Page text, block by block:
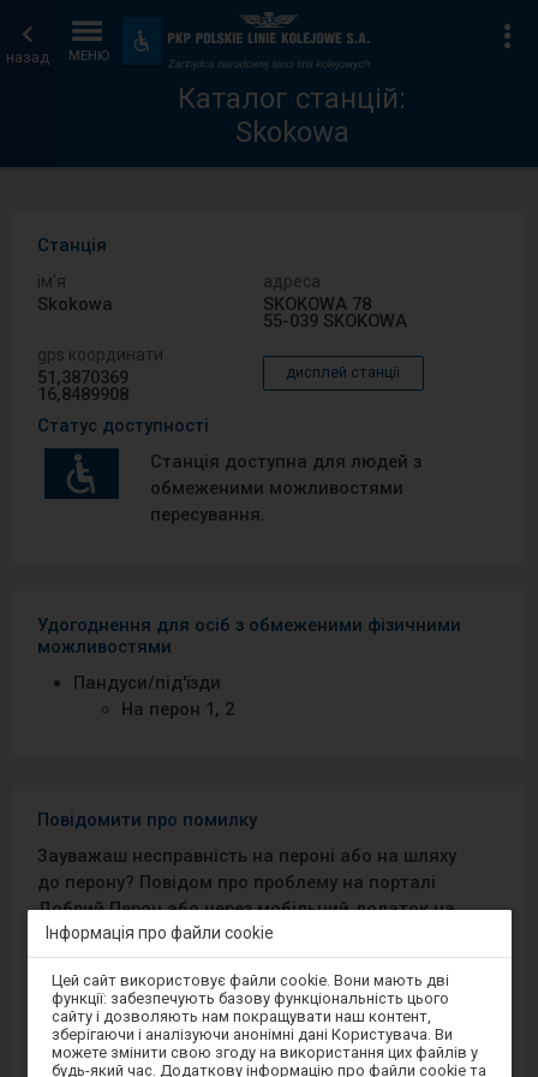
назад МЕНЮ
Пристосування
та
зручності
Каталог
станцій
Головна
сторінка
Каталог станцій:
Skokowa
Станція
ім′я
Skokowa
адреса
SKOKOWA 78
55-039 SKOKOWA
gps координати
51,3870369
16,8489908
дисплей станції
Статус доступності
Станція доступна для людей з
обмеженими можливостями
пересування.
Удогоднення для осіб з обмеженими фізичними
можливостями
Пандуси/під′їзди
На перон 1, 2
Повідомити про помилку
Зауважаш несправність на пероні або на шляху
до перону? Повідом про проблему на порталі
Добрий Перон або через мобільний додаток на
Android/iOS.
Sprawny Peron
Google Play
Інформація про файли cookie
Увага,
ви
перебуваєте
модальному
вікні.
Цей сайт використовує файли cookie. Вони мають дві
функції: забезпечують базову функціональність цього
сайту і дозволяють нам покращувати наш контент,
зберігаючи і аналізуючи анонімні дані Користувача. Ви
можете змінити свою згоду на використання цих файлів у
будь-який час. Додаткову інформацію про файли cookie та